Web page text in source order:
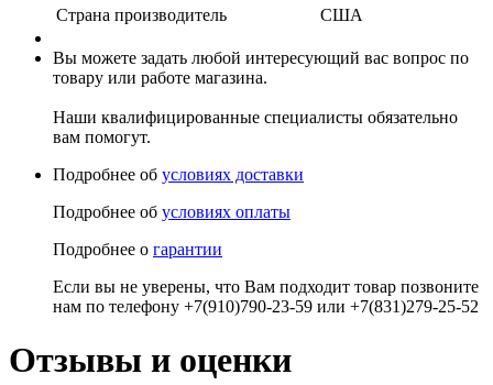
Страна производитель
США
Вы можете задать любой интересующий вас вопрос по
товару или работе магазина.
Наши квалифицированные специалисты обязательно
вам помогут.
Подробнее об условиях доставки
Подробнее об условиях оплаты
Подробнее о гарантии
Если вы не уверены, что Вам подходит товар позвоните
нам по телефону +7(910)790-23-59 или +7(831)279-25-52
Отзывы и оценки